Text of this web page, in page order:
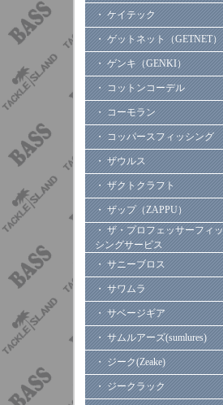
・ ケイテック
・ ゲットネット（GETNET）
・ ゲンキ（GENKI）
・ コットンコーデル
・ コーモラン
・ コッパースフィッシング
・ ザウルス
・ ザクトクラフト
・ ザップ（ZAPPU）
・ ザ・プロフェッサーフィッ
シングサービス
・ サニーブロス
・ サワムラ
・ サベージギア
・ サムルアーズ(sumlures)
・ ジーク(Zeake)
・ ジークラック